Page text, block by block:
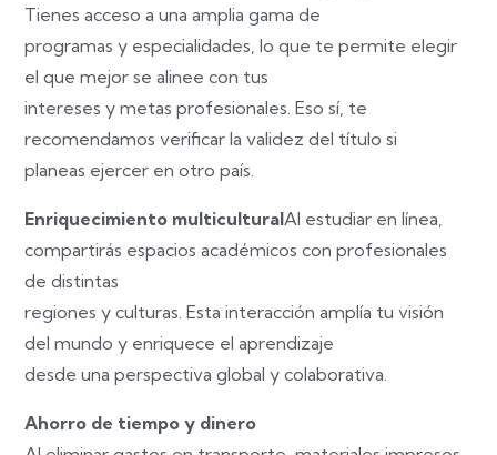
Tienes acceso a una amplia gama de
programas y especialidades, lo que te permite elegir
el que mejor se alinee con tus
intereses y metas profesionales. Eso sí, te
recomendamos verificar la validez del título si
planeas ejercer en otro país.
Enriquecimiento multiculturalAl estudiar en línea,
compartirás espacios académicos con profesionales
de distintas
regiones y culturas. Esta interacción amplía tu visión
del mundo y enriquece el aprendizaje
desde una perspectiva global y colaborativa.
Ahorro de tiempo y dinero